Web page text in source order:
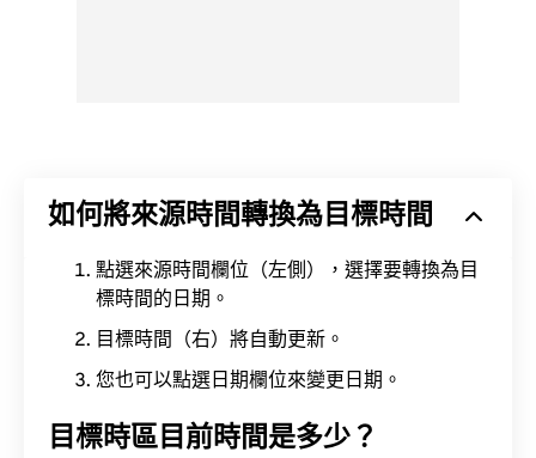
如何將來源時間轉換為目標時間
點選來源時間欄位（左側），選擇要轉換為目
標時間的日期。
目標時間（右）將自動更新。
您也可以點選日期欄位來變更日期。
目標時區目前時間是多少？